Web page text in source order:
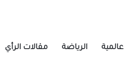
عالمية الرياضة مقالات الرأي